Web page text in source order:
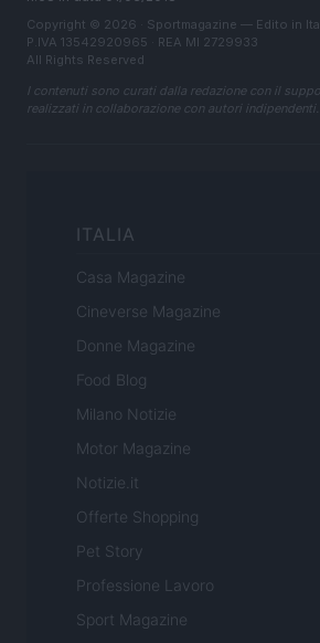
Copyright © 2026 · Sportmagazine — Edito in
P.IVA 13542920965 · REA MI 2729933
All Rights Reserved
I contenuti sono curati dalla redazione con il
realizzati in collaborazione con autori indipendenti.
ITALIA
Casa Magazine
Cineverse Magazine
Donne Magazine
Food Blog
Milano Notizie
Motor Magazine
Notizie.it
Offerte Shopping
Pet Story
Professione Lavoro
Sport Magazine